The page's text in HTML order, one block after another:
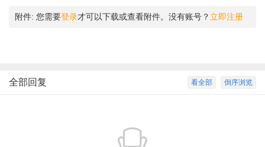
附件: 您需要登录才可以下载或查看附件。没有账号？ 立即注册
倒序浏览
看全部
全部回复